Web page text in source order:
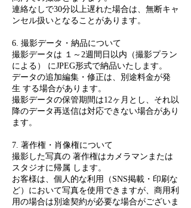
連絡なしで30分以上遅れた場合は、無断キャ
ンセル扱いとなることがあります。
6. 撮影データ・納品について
撮影データは １～2週間日以内（撮影プラン
による） にJPEG形式で納品いたします。
データの追加編集・修正は、別途料金が発
生 する場合があります。
撮影データの保管期間は12ヶ月とし、それ以
降のデータ再送信は対応できない場合があり
ます。
7. 著作権・肖像権について
撮影した写真の 著作権はカメラマンまたは
スタジオに帰属 します。
お客様は、個人的な利用（SNS掲載・印刷な
ど）において写真を使用できますが、商用利
用の場合は別途契約が必要な場合がございま